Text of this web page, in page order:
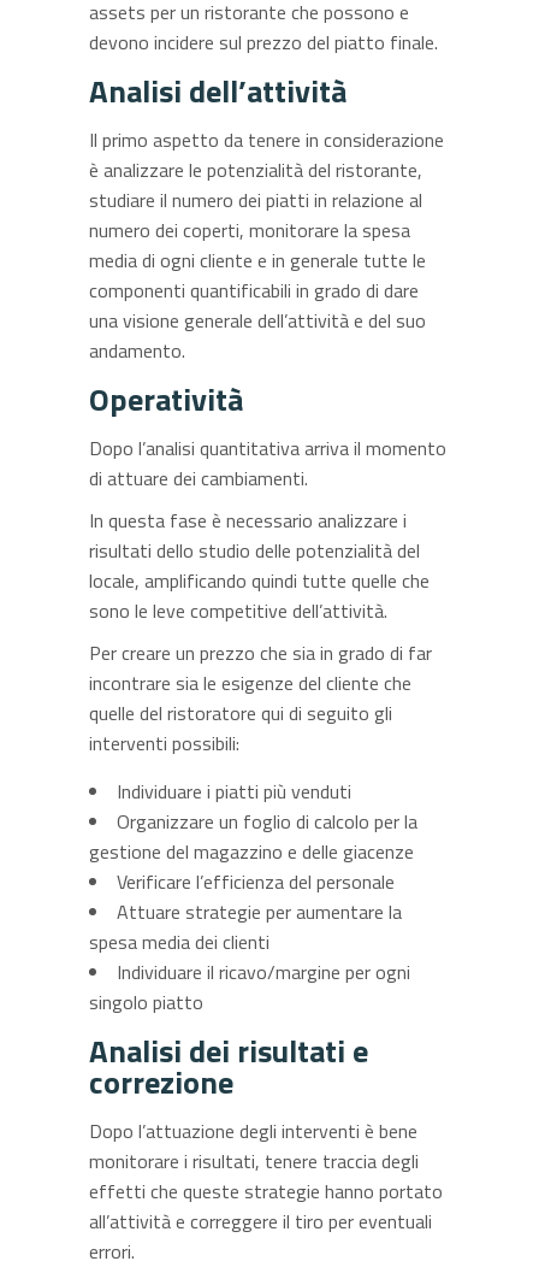
assets per un ristorante che possono e
devono incidere sul prezzo del piatto finale.
Analisi dell’attività
Il primo aspetto da tenere in considerazione
è analizzare le potenzialità del ristorante,
studiare il numero dei piatti in relazione al
numero dei coperti, monitorare la spesa
media di ogni cliente e in generale tutte le
componenti quantificabili in grado di dare
una visione generale dell’attività e del suo
andamento.
Operatività
Dopo l’analisi quantitativa arriva il momento
di attuare dei cambiamenti.
In questa fase è necessario analizzare i
risultati dello studio delle potenzialità del
locale, amplificando quindi tutte quelle che
sono le leve competitive dell’attività.
Per creare un prezzo che sia in grado di far
incontrare sia le esigenze del cliente che
quelle del ristoratore qui di seguito gli
interventi possibili:
Individuare i piatti più venduti
Organizzare un foglio di calcolo per la
gestione del magazzino e delle giacenze
Verificare l’efficienza del personale
Attuare strategie per aumentare la
spesa media dei clienti
Individuare il ricavo/margine per ogni
singolo piatto
Analisi dei risultati e
correzione
Dopo l’attuazione degli interventi è bene
monitorare i risultati, tenere traccia degli
effetti che queste strategie hanno portato
all’attività e correggere il tiro per eventuali
errori.